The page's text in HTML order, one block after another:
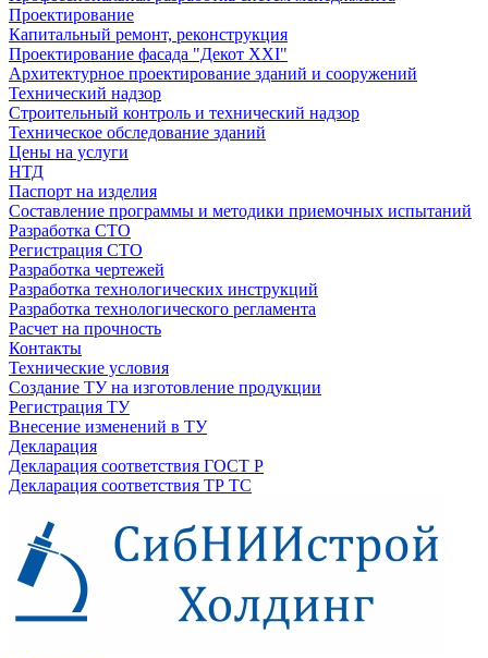
Проектирование
Капитальный ремонт, реконструкция
Проектирование фасада "Декот XXI"
Архитектурное проектирование зданий и сооружений
Технический надзор
Строительный контроль и технический надзор
Техническое обследование зданий
Цены на услуги
НТД
Паспорт на изделия
Составление программы и методики приемочных испытаний
Разработка СТО
Регистрация СТО
Разработка чертежей
Разработка технологических инструкций
Разработка технологического регламента
Расчет на прочность
Контакты
Технические условия
Создание ТУ на изготовление продукции
Регистрация ТУ
Внесение изменений в ТУ
Декларация
Декларация соответствия ГОСТ Р
Декларация соответствия ТР ТС